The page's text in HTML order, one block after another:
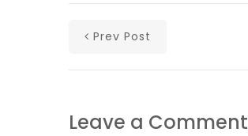
Prev Post
Leave a Comment